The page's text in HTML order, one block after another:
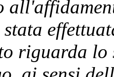
stata
riguarda